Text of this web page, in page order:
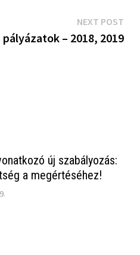
NEXT POSTNext
post:
– 2018, 2019
új szabályozás:
a megértéséhez!